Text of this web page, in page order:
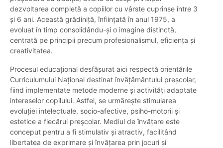
dezvoltarea completă a copiilor cu vârste cuprinse între 3
și 6 ani. Această grădiniță, înființată în anul 1975, a
evoluat în timp consolidându-și o imagine distinctă,
centrată pe principii precum profesionalismul, eficiența și
creativitatea.
Procesul educațional desfășurat aici respectă orientările
Curriculumului Național destinat învățământului preșcolar,
fiind implementate metode moderne și activități adaptate
intereselor copilului. Astfel, se urmărește stimularea
evoluției intelectuale, socio-afective, psiho-motorii și
estetice a fiecărui preșcolar. Mediul de învățare este
conceput pentru a fi stimulativ și atractiv, facilitând
libertatea de exprimare și învățarea prin jocuri și